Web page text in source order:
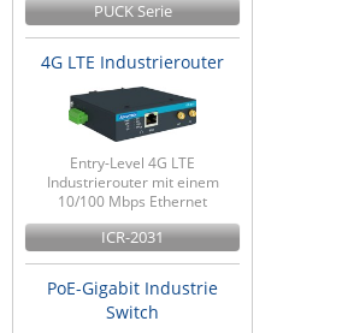
PUCK Serie
4G LTE Industrierouter
Entry-Level 4G LTE
Industrierouter mit einem
10/100 Mbps Ethernet
ICR-2031
PoE-Gigabit Industrie
Switch